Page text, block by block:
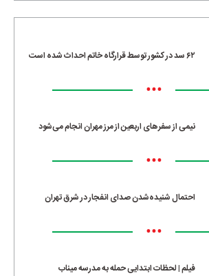
۶۲ سد در کشور توسط قرارگاه خاتم احداث شده است
•••
نیمی از سفرهای اربعین از مرز مهران انجام می‌شود
•••
احتمال شنیده‌شدن صدای انفجار در شرق تهران
•••
فیلم | لحظات ابتدایی حمله به مدرسه میناب